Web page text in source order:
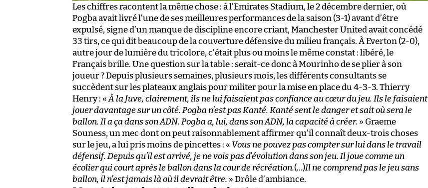
Les chiffres racontent la même chose : à l’Emirates Stadium, le 2 décembre dernier, où
Pogba avait livré l’une de ses meilleures performances de la saison (3-1) avant d’être
expulsé, signe d’un manque de discipline encore criant, Manchester United avait concédé
33 tirs, ce qui dit beaucoup de la couverture défensive du milieu français. À Everton (2-0),
autre jour de lumière du tricolore, c’était plus ou moins le même constat : libéré, le
Français brille. Une question sur la table : serait-ce donc à Mourinho de se plier à son
joueur ? Depuis plusieurs semaines, plusieurs mois, les différents consultants se
succèdent sur les plateaux anglais pour militer pour la mise en place du 4-3-3. Thierry
Henry : «À la Juve, clairement, ils ne lui faisaient pas confiance au cœur du jeu. Ils le faisaient
jouer davantage sur un côté. Pogba n’est pas Kanté. Kanté sent le danger et sait où sera le
ballon. Il a ça dans son ADN. Pogba a, lui, dans son ADN, la capacité à créer. » Graeme
Souness, un mec dont on peut raisonnablement affirmer qu’il connaît deux-trois choses
sur le jeu, a lui pris moins de pincettes : « Vous ne pouvez pas compter sur lui dans le travail
défensif. Depuis qu’il est arrivé, je ne vois pas d’évolution dans son jeu. Il joue comme un
écolier qui court après le ballon dans la cour de récréation.(…)Il ne comprend pas le jeu sans
ballon, il n’est jamais là où il devrait être. » Drôle d’ambiance.